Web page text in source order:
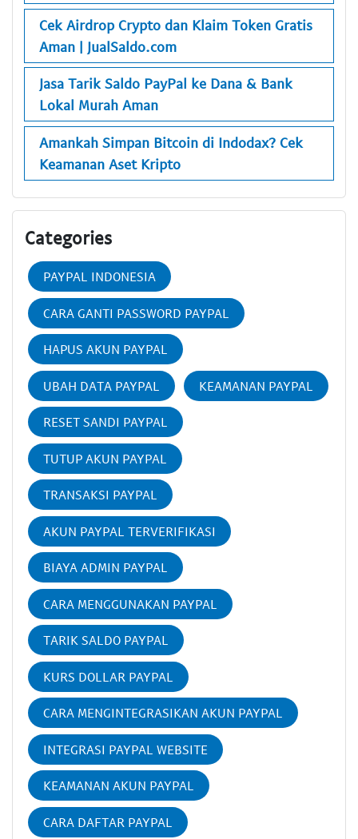
Cek Airdrop Crypto dan Klaim Token Gratis
Aman | JualSaldo.com
Jasa Tarik Saldo PayPal ke Dana & Bank
Lokal Murah Aman
Amankah Simpan Bitcoin di Indodax? Cek
Keamanan Aset Kripto
Categories
PAYPAL INDONESIA
CARA GANTI PASSWORD PAYPAL
HAPUS AKUN PAYPAL
UBAH DATA PAYPAL KEAMANAN PAYPAL
RESET SANDI PAYPAL
TUTUP AKUN PAYPAL
TRANSAKSI PAYPAL
AKUN PAYPAL TERVERIFIKASI
BIAYA ADMIN PAYPAL
CARA MENGGUNAKAN PAYPAL
TARIK SALDO PAYPAL
KURS DOLLAR PAYPAL
CARA MENGINTEGRASIKAN AKUN PAYPAL
INTEGRASI PAYPAL WEBSITE
KEAMANAN AKUN PAYPAL
CARA DAFTAR PAYPAL